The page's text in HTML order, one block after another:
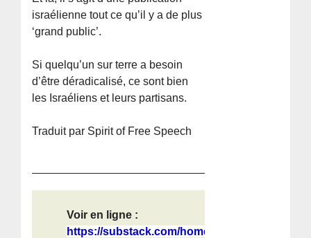
israélienne tout ce qu’il y a de plus
‘grand public’.
Si quelqu’un sur terre a besoin
d’être déradicalisé, ce sont bien
les Israéliens et leurs partisans.
Traduit par Spirit of Free Speech
Voir en ligne :
https://substack.com/home/post/p-